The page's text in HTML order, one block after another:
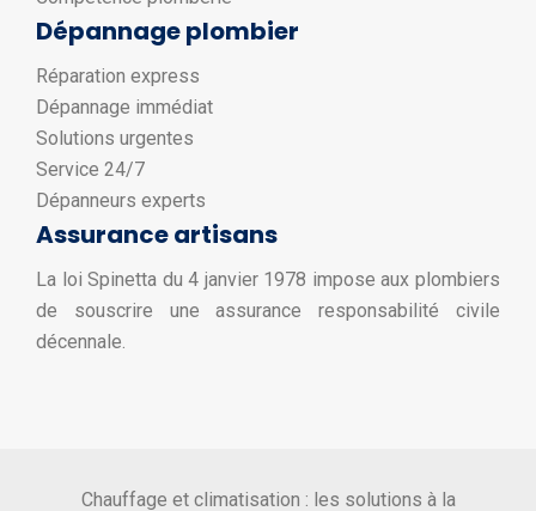
Dépannage plombier
Réparation express
Dépannage immédiat
Solutions urgentes
Service 24/7
Dépanneurs experts
Assurance artisans
La loi Spinetta du 4 janvier 1978 impose aux plombiers
de souscrire une assurance responsabilité civile
décennale.
Chauffage et climatisation : les solutions à la